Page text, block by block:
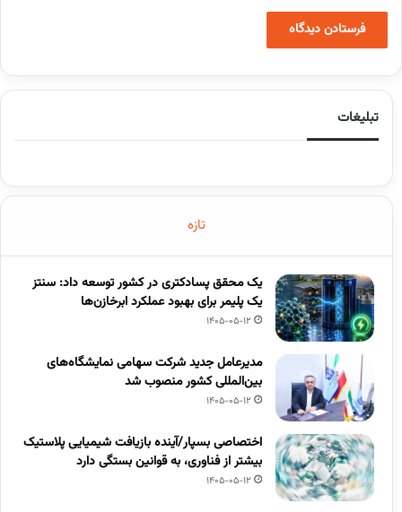
تبلیغات
تازه
یک محقق پسادکتری در کشور توسعه داد: سنتز
یک پلیمر برای بهبود عملکرد ابرخازن‌ها
1405-05-12
مدیرعامل جدید شرکت سهامی نمایشگاه‌های
بین‌المللی کشور منصوب شد
1405-05-12
اختصاصی بسپار/آینده بازیافت شیمیایی پلاستیک
بیشتر از فناوری، به قوانین بستگی دارد
1405-05-12